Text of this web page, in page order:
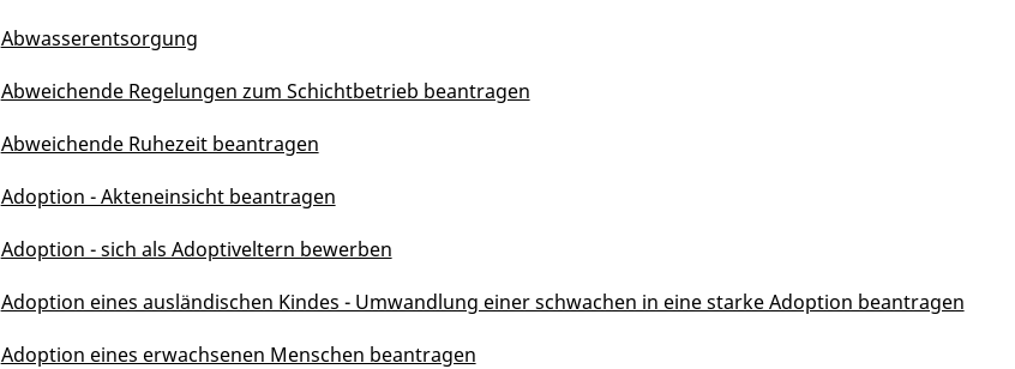
Abwasserentsorgung
Abweichende Regelungen zum Schichtbetrieb beantragen
Abweichende Ruhezeit beantragen
Adoption - Akteneinsicht beantragen
Adoption - sich als Adoptiveltern bewerben
Adoption eines ausländischen Kindes - Umwandlung einer schwachen in eine starke Adoption beantragen
Adoption eines erwachsenen Menschen beantragen